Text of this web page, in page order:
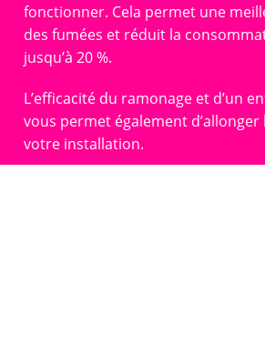
fonctionner. Cela permet une
des fumées et réduit la
jusqu’à 20 %.
L’efficacité du ramonage et d’un
vous permet également d’allonger
votre installation.